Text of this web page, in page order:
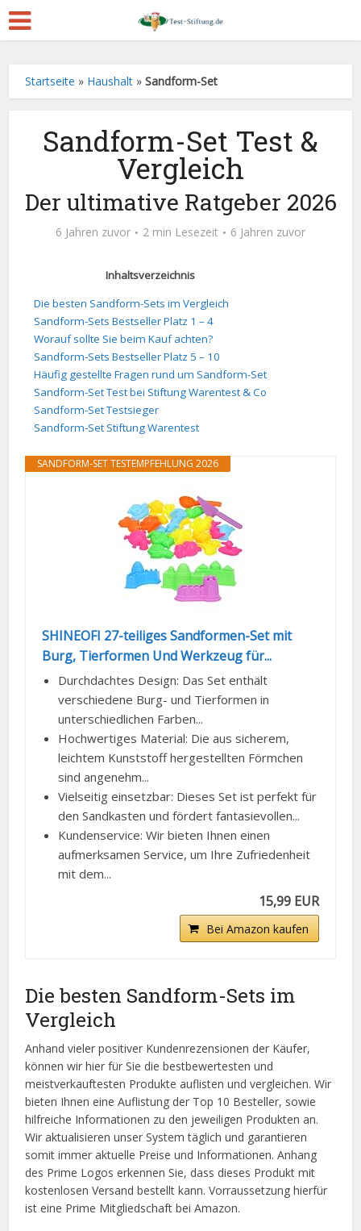
Startseite » Haushalt »Sandform-Set
Sandform-Set Test &
Vergleich
Der ultimative Ratgeber 2026
6 Jahren zuvor 2 min Lesezeit 6 Jahren zuvor
Inhaltsverzeichnis
Die besten Sandform-Sets im Vergleich
Sandform-Sets Bestseller Platz 1 – 4
Worauf sollte Sie beim Kauf achten?
Sandform-Sets Bestseller Platz 5 – 10
Häufig gestellte Fragen rund um Sandform-Set
Sandform-Set Test bei Stiftung Warentest & Co
Sandform-Set Testsieger
Sandform-Set Stiftung Warentest
SANDFORM-SET TESTEMPFEHLUNG 2026
SHINEOFI 27-teiliges Sandformen-Set mit
Burg, Tierformen Und Werkzeug für...
Durchdachtes Design: Das Set enthält
verschiedene Burg- und Tierformen in
unterschiedlichen Farben...
Hochwertiges Material: Die aus sicherem,
leichtem Kunststoff hergestellten Förmchen
sind angenehm...
Vielseitig einsetzbar: Dieses Set ist perfekt für
den Sandkasten und fördert fantasievollen...
Kundenservice: Wir bieten Ihnen einen
aufmerksamen Service, um Ihre Zufriedenheit
mit dem...
15,99 EUR
Bei Amazon kaufen
Die besten Sandform-Sets im
Vergleich
Anhand vieler positiver Kundenrezensionen der Käufer,
können wir hier für Sie die bestbewertesten und
meistverkauftesten Produkte auflisten und vergleichen. Wir
bieten Ihnen eine Auflistung der Top 10 Besteller, sowie
hilfreiche Informationen zu den jeweiligen Produkten an.
Wir aktualisieren unser System täglich und garantieren
somit immer aktuelle Preise und Informationen. Anhang
des Prime Logos erkennen Sie, dass dieses Produkt mit
kostenlosen Versand bestellt kann. Vorraussetzung hierfür
ist eine Prime Mitgliedschaft bei Amazon.